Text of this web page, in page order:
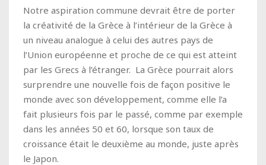
Notre aspiration commune devrait être de porter
la créativité de la Grèce à l’intérieur de la Grèce à
un niveau analogue à celui des autres pays de
l’Union européenne et proche de ce qui est atteint
par les Grecs à l’étranger. La Grèce pourrait alors
surprendre une nouvelle fois de façon positive le
monde avec son développement, comme elle l’a
fait plusieurs fois par le passé, comme par exemple
dans les années 50 et 60, lorsque son taux de
croissance était le deuxième au monde, juste après
le Japon.